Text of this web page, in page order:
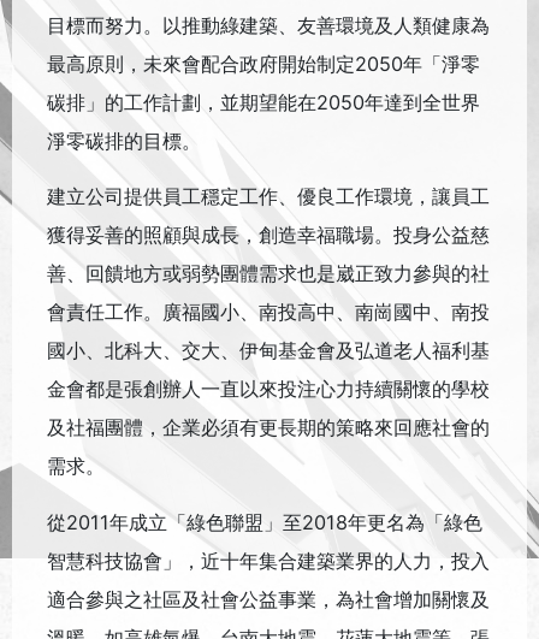
目標而努力。以推動綠建築、友善環境及人類健康為
最高原則，未來會配合政府開始制定2050年「淨零
碳排」的工作計劃，並期望能在2050年達到全世界
淨零碳排的目標。
建立公司提供員工穩定工作、優良工作環境，讓員工
獲得妥善的照顧與成長，創造幸福職場。投身公益慈
善、回饋地方或弱勢團體需求也是崴正致力參與的社
會責任工作。廣福國小、南投高中、南崗國中、南投
國小、北科大、交大、伊甸基金會及弘道老人福利基
金會都是張創辦人一直以來投注心力持續關懷的學校
及社福團體，企業必須有更長期的策略來回應社會的
需求。
從2011年成立「綠色聯盟」至2018年更名為「綠色
智慧科技協會」，近十年集合建築業界的人力，投入
適合參與之社區及社會公益事業，為社會增加關懷及